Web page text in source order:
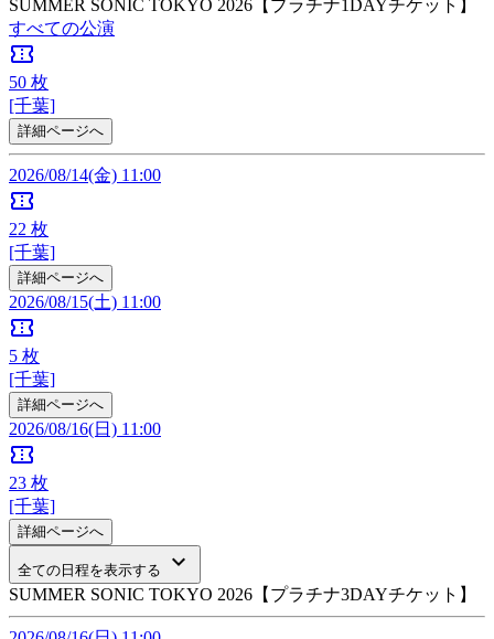
SUMMER SONIC TOKYO 2026【プラチナ1DAYチケット】
すべての公演
confirmation_number
50 枚
[千葉]
詳細ページへ
2026/08/14(金) 11:00
confirmation_number
22 枚
[千葉]
詳細ページへ
2026/08/15(土) 11:00
confirmation_number
5 枚
[千葉]
詳細ページへ
2026/08/16(日) 11:00
confirmation_number
23 枚
[千葉]
詳細ページへ
全ての日程を表示する keyboard_arrow_down
SUMMER SONIC TOKYO 2026【プラチナ3DAYチケット】